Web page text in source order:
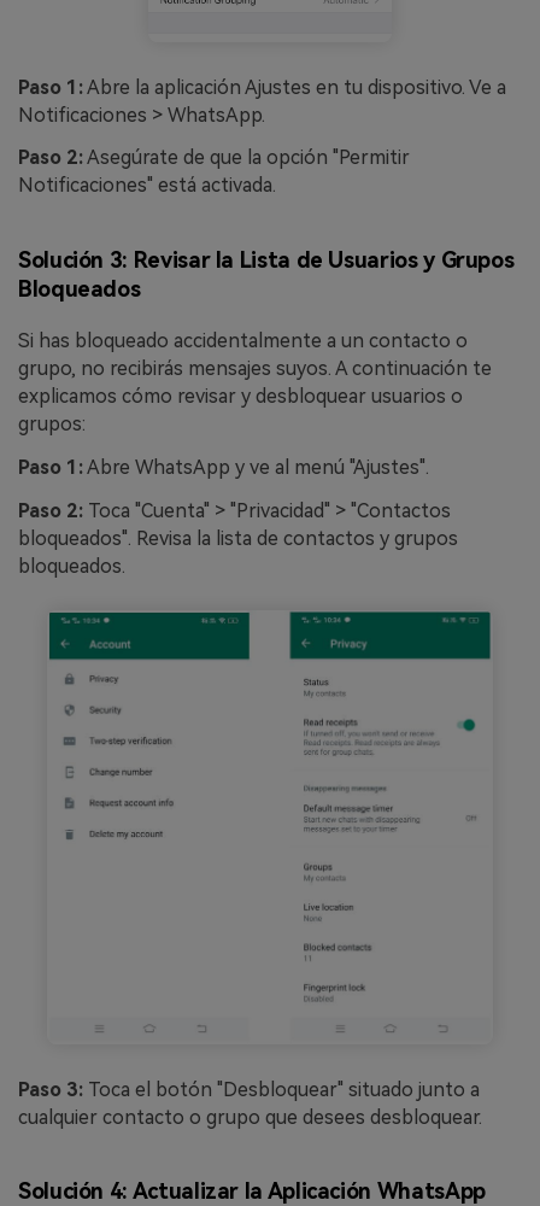
Paso 1:Abre la aplicación Ajustes en tu dispositivo. Ve a
Notificaciones > WhatsApp.
Paso 2:Asegúrate de que la opción "Permitir
Notificaciones" está activada.
Solución 3: Revisar la Lista de Usuarios y Grupos
Bloqueados
Si has bloqueado accidentalmente a un contacto o
grupo, no recibirás mensajes suyos. A continuación te
explicamos cómo revisar y desbloquear usuarios o
grupos:
Paso 1:Abre WhatsApp y ve al menú "Ajustes".
Paso 2: Toca "Cuenta" > "Privacidad" > "Contactos
bloqueados". Revisa la lista de contactos y grupos
bloqueados.
Paso 3: Toca el botón "Desbloquear" situado junto a
cualquier contacto o grupo que desees desbloquear.
Solución 4: Actualizar la Aplicación WhatsApp